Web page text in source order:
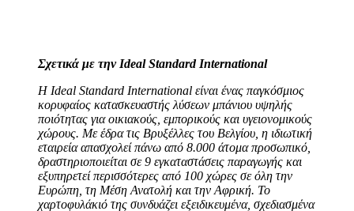
Σχετικά με την Ideal Standard International
Η Ideal Standard International είναι ένας παγκόσμιος
κορυφαίος κατασκευαστής λύσεων μπάνιου υψηλής
ποιότητας για οικιακούς, εμπορικούς και υγειονομικούς
χώρους. Με έδρα τις Βρυξέλλες του Βελγίου, η ιδιωτική
εταιρεία απασχολεί πάνω από 8.000 άτομα προσωπικό,
δραστηριοποιείται σε 9 εγκαταστάσεις παραγωγής και
εξυπηρετεί περισσότερες από 100 χώρες σε όλη την
Ευρώπη, τη Μέση Ανατολή και την Αφρική. Το
χαρτοφυλάκιό της συνδυάζει εξειδικευμένα, σχεδιασμένα